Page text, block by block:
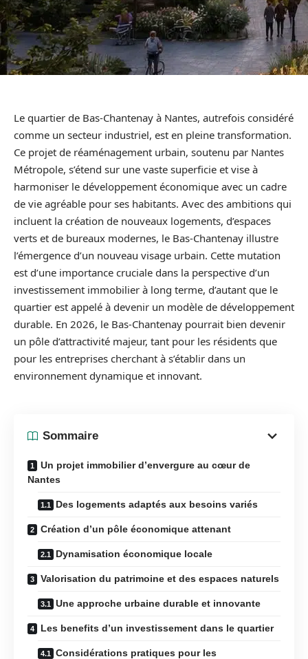
Le quartier de Bas-Chantenay à Nantes, autrefois considéré
comme un secteur industriel, est en pleine transformation.
Ce projet de réaménagement urbain, soutenu par Nantes
Métropole, s’étend sur une vaste superficie et vise à
harmoniser le développement économique avec un cadre
de vie agréable pour ses habitants. Avec des ambitions qui
incluent la création de nouveaux logements, d’espaces
verts et de bureaux modernes, le Bas-Chantenay illustre
l’émergence d’un nouveau visage urbain. Cette mutation
est d’une importance cruciale dans la perspective d’un
investissement immobilier à long terme, d’autant que le
quartier est appelé à devenir un modèle de développement
durable. En 2026, le Bas-Chantenay pourrait bien devenir
un pôle d’attractivité majeur, tant pour les résidents que
pour les entreprises cherchant à s’établir dans un
environnement dynamique et innovant.
Sommaire
Un projet immobilier d’envergure au cœur de
Nantes
Des logements adaptés aux besoins variés
Création d’un pôle économique attenant
Dynamisation économique locale
Valorisation du patrimoine et des espaces naturels
Une approche urbaine durable et innovante
Les benefits d’un investissement dans le quartier
Considérations pratiques pour les